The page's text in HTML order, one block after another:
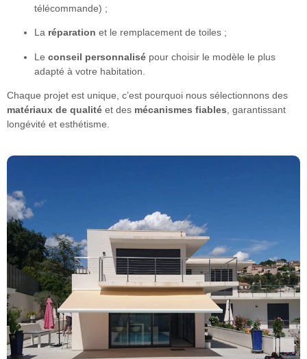
télécommande) ;
La réparation et le remplacement de toiles ;
Le conseil personnalisé pour choisir le modèle le plus
adapté à votre habitation.
Chaque projet est unique, c’est pourquoi nous sélectionnons des
matériaux de qualité et des mécanismes fiables , garantissant
longévité et esthétisme.